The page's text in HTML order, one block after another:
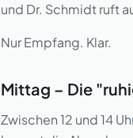
und Dr. Schmidt ruft
Nur Empfang. Klar.
Mittag – Die
Zwischen 12 und 14